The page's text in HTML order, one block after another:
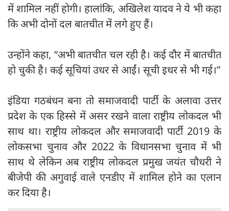
में शामिल नहीं होगी। हालांकि, अखिलेश यादव ने ये भी कहा
कि अभी दोनों दल बातचीत में लगे हुए हैं।
उन्होंने कहा, “अभी बातचीत चल रही है। कई दौर में बातचीत
हो चुकी है। कई सूचियां उधर से आईं। सूची इधर से भी गई।”
इंडिया गठबंधन बना तो समाजवादी पार्टी के अलावा उत्तर
प्रदेश के एक हिस्से में असर रखने वाला राष्ट्रीय लोकदल भी
साथ था। राष्ट्रीय लोकदल और समाजवादी पार्टी 2019 के
लोकसभा चुनाव और 2022 के विधानसभा चुनाव में भी
साथ थे लेकिन अब राष्ट्रीय लोकदल प्रमुख जयंत चौधरी ने
बीजेपी की अगुवाई वाले एनडीए में शामिल होने का एलान
कर दिया है।